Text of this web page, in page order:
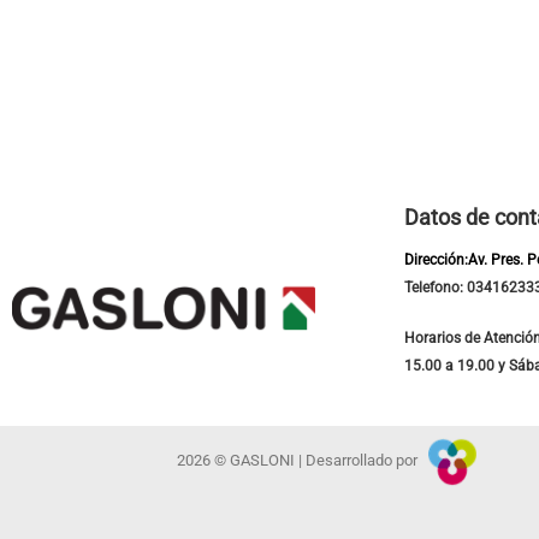
Datos de
Dirección:Av. Pres.
Telefono:
Horarios de
15.00 a 19.00 y
2026 © GASLONI | Desarrollado por